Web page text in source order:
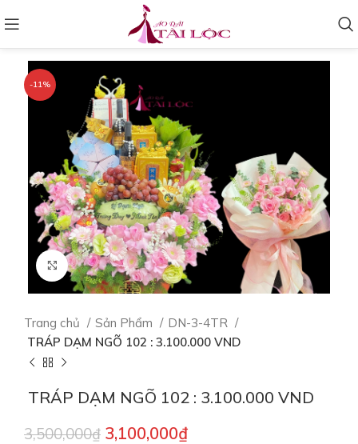
-11%
Click to enlarge
Trang chủ Sản Phẩm
DN-3-4TR
TRÁP DẠM NGÕ 102 : 3.100.000 VND
TRÁP DẠM NGÕ 102 : 3.100.000 VND
3,500,000₫ 3,100,000₫